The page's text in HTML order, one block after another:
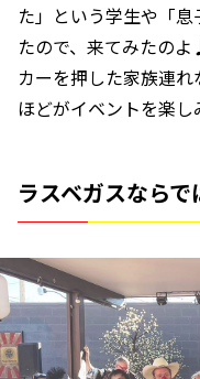
た」という学生や「
たので、来てみたの
カーを押した家族連
ほどがイベントを楽し
ラスベガスなら